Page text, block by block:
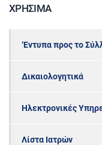
ΧΡΉΣΙΜΑ
‘Εντυπα προς το
Δικαιολογητικά
Ηλεκτρονικές
Λίστα Ιατρών